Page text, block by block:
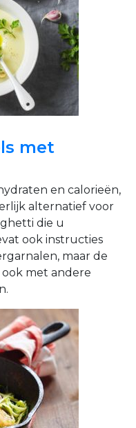
met
en calorieën,
alternatief voor
die u
ook instructies
maar de
met andere